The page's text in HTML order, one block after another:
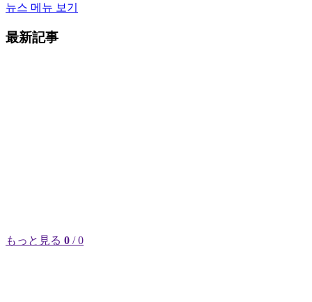
뉴스 메뉴 보기
最新記事
もっと見る 0 / 0